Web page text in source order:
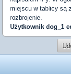
miejscu w tablicy są
rozbrojenie.
Użytkownik dog_1